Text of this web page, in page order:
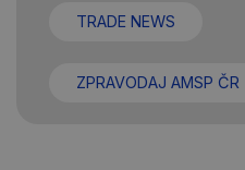
TRADE NEWS
ZPRAVODAJ AMSP ČR